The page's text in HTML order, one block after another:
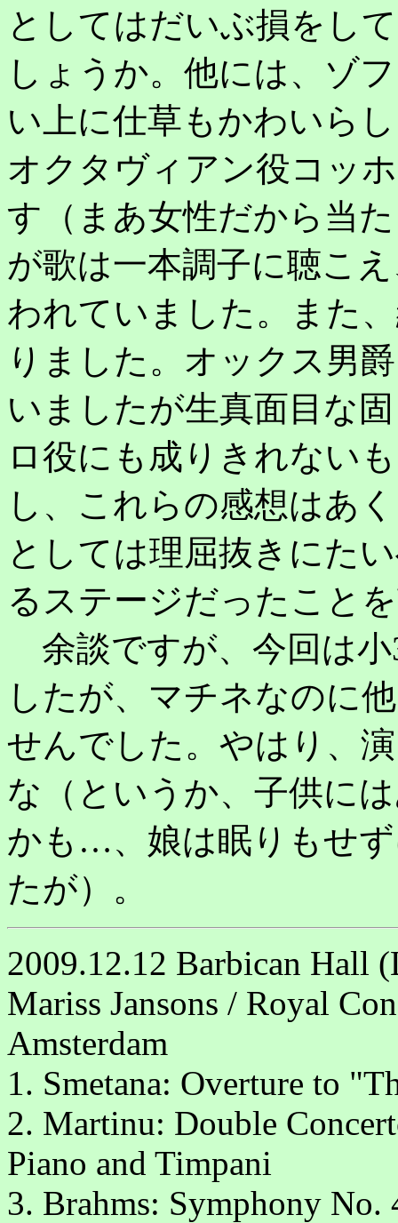
としてはだいぶ損をし
しょうか。他には、ゾ
い上に仕草もかわいら
オクタヴィアン役コッ
す（まあ女性だから当
が歌は一本調子に聴こ
われていました。また
りました。オックス男
いましたが生真面目な
ロ役にも成りきれない
し、これらの感想はあ
としては理屈抜きにた
るステージだったこと
余談ですが、今回は
したが、マチネなのに
せんでした。やはり、
な（というか、子供に
かも…、娘は眠りもせ
たが）。
2009.12.12 Barbican Hall
Mariss Jansons / Royal
Amsterdam
1. Smetana: Overture to
2. Martinu: Double
Piano and Timpani
3. Brahms: Symphony No.